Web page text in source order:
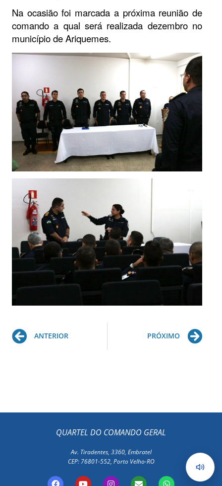
Na ocasião foi marcada a próxima reunião de
comando a qual será realizada dezembro no
município de Ariquemes.
Prev
ANTERIOR PRÓXIMO
QUARTEL DO COMANDO GERAL
Av. Tiradentes, 3360, Embratel
CEP: 76801-552, Porto Velho-RO
F Y I E W